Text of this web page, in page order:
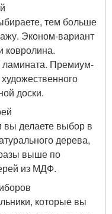
тем больше
Эконом-вариант
ковролина.
ламината. Премиум-
доски.
делаете выбор в
дерева,
выше по
из МДФ.
которые вы